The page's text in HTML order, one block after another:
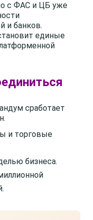
с ФАС и ЦБ уже
и банков.
единые
сработает
и торговые
бизнеса.